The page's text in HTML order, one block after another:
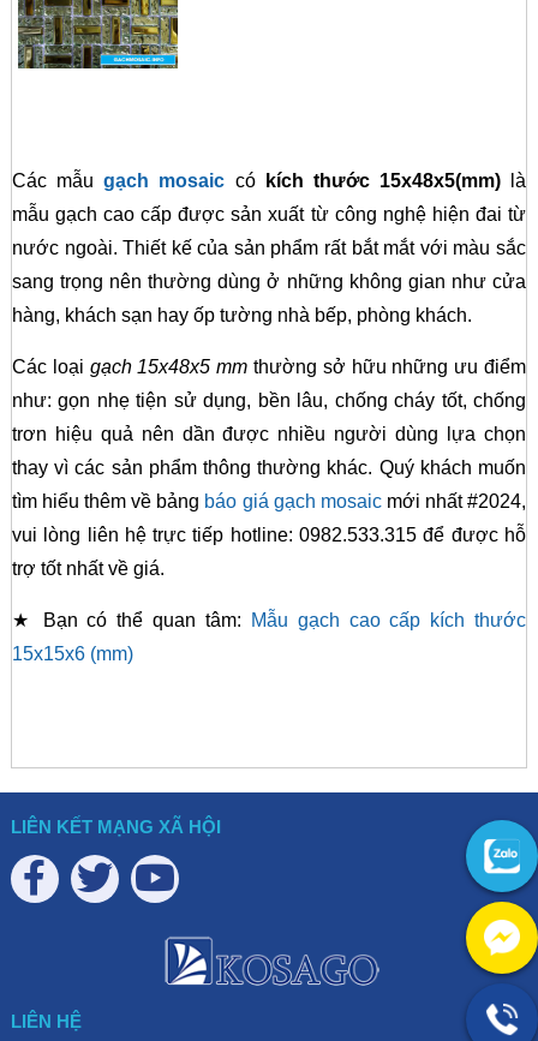
Các mẫugạch mosaic có kích thước 15x48x5(mm)là
mẫu gạch cao cấp được sản xuất từ công nghệ hiện đai từ
nước ngoài. Thiết kế của sản phẩm rất bắt mắt với màu sắc
sang trọng nên thường dùng ở những không gian như cửa
hàng, khách sạn hay ốp tường nhà bếp, phòng khách.
Các loại gạch 15x48x5 mm thường sở hữu những ưu điểm
như: gọn nhẹ tiện sử dụng, bền lâu, chống cháy tốt, chống
trơn hiệu quả nên dần được nhiều người dùng lựa chọn
thay vì các sản phẩm thông thường khác. Quý khách muốn
tìm hiểu thêm về bảng báo giá gạch mosaicmới nhất #2024,
vui lòng liên hệ trực tiếp hotline: 0982.533.315 để được hỗ
trợ tốt nhất về giá.
★ Bạn có thể quan tâm:
Mẫu gạch cao cấp kích thước
15x15x6 (mm)
LIÊN KẾT MẠNG XÃ HỘI
LIÊN HỆ